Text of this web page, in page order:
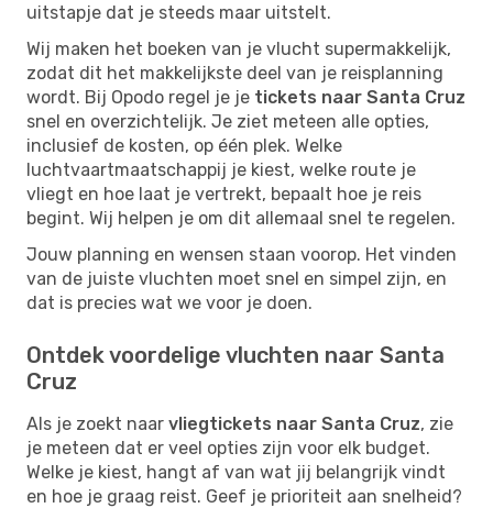
uitstapje dat je steeds maar uitstelt.
Wij maken het boeken van je vlucht supermakkelijk,
zodat dit het makkelijkste deel van je reisplanning
wordt. Bij Opodo regel je je tickets naar Santa Cruz
snel en overzichtelijk. Je ziet meteen alle opties,
inclusief de kosten, op één plek. Welke
luchtvaartmaatschappij je kiest, welke route je
vliegt en hoe laat je vertrekt, bepaalt hoe je reis
begint. Wij helpen je om dit allemaal snel te regelen.
Jouw planning en wensen staan voorop. Het vinden
van de juiste vluchten moet snel en simpel zijn, en
dat is precies wat we voor je doen.
Ontdek voordelige vluchten naar Santa
Cruz
Als je zoekt naar vliegtickets naar Santa Cruz, zie
je meteen dat er veel opties zijn voor elk budget.
Welke je kiest, hangt af van wat jij belangrijk vindt
en hoe je graag reist. Geef je prioriteit aan snelheid?